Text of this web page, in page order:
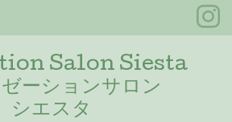
Salon Siesta
ーションサロン
シエスタ